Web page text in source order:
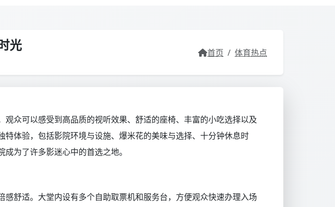
光 首页 / 体育热点
众可以感受到高品质的视听效果、舒适的座椅、丰富的小吃选择以及
体验，包括影院环境与设施、爆米花的美味与选择、十分钟休息时
为了许多影迷心中的首选之地。
舒适。大堂内设有多个自助取票机和服务台，方便观众快速办理入场